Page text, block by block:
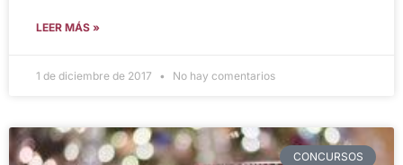
LEER MÁS »
1 de diciembre de 2017 No hay comentarios
CONCURSOS